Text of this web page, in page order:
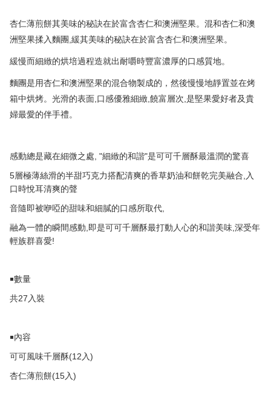
杏仁薄煎餅其美味的秘訣在於富含杏仁和澳洲堅果。混和杏仁和澳
洲堅果揉入麵團 緩其美味的秘訣在於富含杏仁和澳洲堅果。
緩慢而細緻的烘培過程造就出耐嚼時豐富濃厚的口感質地。
麵團是用杏仁和澳洲堅果的混合物製成的，然後慢慢地靜置並在烤
箱中烘烤。光滑的表面 口感優雅細緻 饒富層次 是堅果愛好者及貴
婦最愛的伴手禮。
感動總是藏在細微之處 , "細緻的和諧"是可可千層酥最溫潤的驚喜
5層極薄絲滑的半甜巧克力搭配清爽的香草奶油和餅乾完美融合 入
口時悅耳清爽的聲
音隨即被咿啞的甜味和細膩的口感所取代
融為一體的瞬間感動 即是可可千層酥最打動人心的和諧美味 深受年
輕族群喜愛!
￭數量
共27 入裝
￭內容
可可風味千層酥(12 入 )
杏仁薄煎餅(15 入 )